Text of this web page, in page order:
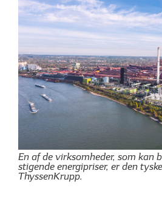
En af de virksomheder, som kan
stigende energipriser, er den
ThyssenKrupp.